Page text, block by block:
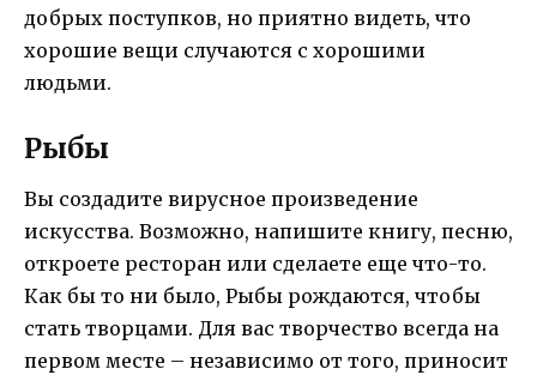
добрых поступков, но приятно видеть, что
хорошие вещи случаются с хорошими
людьми.
Рыбы
Вы создадите вирусное произведение
искусства. Возможно, напишите книгу, песню,
откроете ресторан или сделаете еще что-то.
Как бы то ни было, Рыбы рождаются, чтобы
стать творцами. Для вас творчество всегда на
первом месте – независимо от того, приносит